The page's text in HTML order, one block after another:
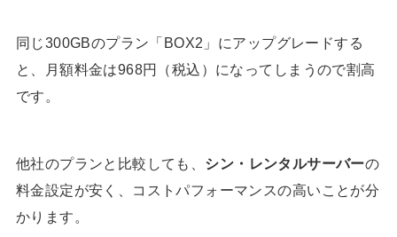
同じ300GBのプラン「BOX2」にアップグレードする
と、月額料金は968円（税込）になってしまうので割高
です。
他社のプランと比較しても、 シン・レンタルサーバーの
料金設定が安く、コストパフォーマンスの高いことが分
かります。